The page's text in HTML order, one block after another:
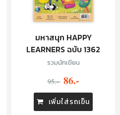
มหาสนุก HAPPY
LEARNERS ฉบับ 1362
รวมนักเขียน
95.- 86.-
เพิ่มใส่รถเข็น